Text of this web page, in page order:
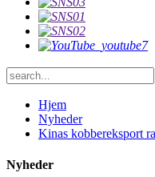
Hjem
Nyheder
Kinas kobbereksport
Nyheder